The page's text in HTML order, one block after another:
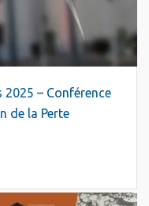
2025 – Conférence
de la Perte